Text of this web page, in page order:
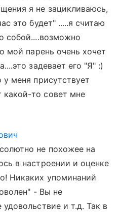
я не зацикливаюсь,
это будет" .....я считаю
собой....возможно
мой парень очень хочет
задевает его "Я" :)
меня присутствует
то совет мне
не похожее на
в настроении и оценке
Никаких упоминаний
- Вы не
удовольствие и т.д. Так в